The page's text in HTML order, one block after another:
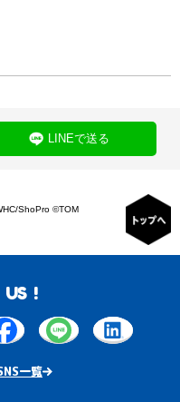
LINEで送る
ShoPro ©TOM
!
一覧